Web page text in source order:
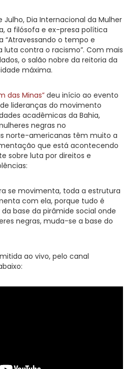
Julho, Dia Internacional da Mulher
a filósofa e ex-presa política
“Atravessando o tempo e
contra o racismo”. Com mais
o salão nobre da reitoria da
máxima.
das Minas” deu início ao evento
lideranças do movimento
acadêmicas da Bahia,
negras no
norte-americanas têm muito a
que está acontecendo
sobre luta por direitos e
se movimenta, toda a estrutura
com ela, porque tudo é
base da pirâmide social onde
negras, muda-se a base do
ao vivo, pelo canal